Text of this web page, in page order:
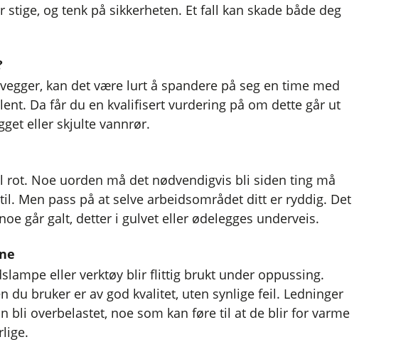
og tenk på sikkerheten. Et fall kan skade både deg
kan det være lurt å spandere på seg en time med
Da får du en kvalifisert vurdering på om dette går ut
eller skjulte vannrør.
rot. Noe uorden må det nødvendigvis bli siden ting må
Men pass på at selve arbeidsområdet ditt er ryddig. Det
går galt, detter i gulvet eller ødelegges underveis.
eller verktøy blir flittig brukt under oppussing.
du bruker er av god kvalitet, uten synlige feil. Ledninger
bli overbelastet, noe som kan føre til at de blir for varme